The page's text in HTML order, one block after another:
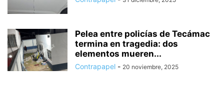
Pelea entre policías de Tecámac
termina en tragedia: dos
elementos mueren...
Contrapapel - 20 noviembre, 2025